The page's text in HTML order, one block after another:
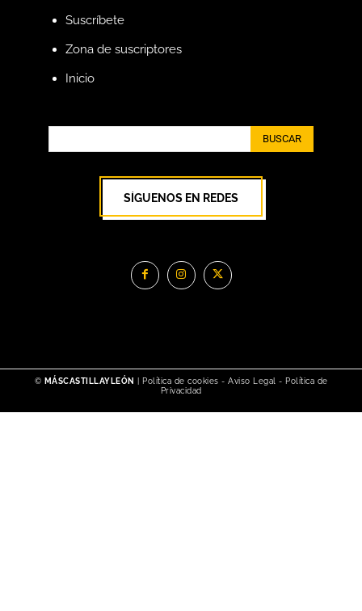
Suscríbete
Zona de suscriptores
Inicio
BUSCAR
SÍGUENOS EN REDES
© MÁSCASTILLAYLEÓN Política de cookies - Aviso Legal - Política de
Privacidad